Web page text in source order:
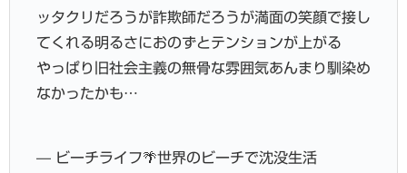
ッタクリだろうが詐欺師だろうが満面の笑顔で接し
てくれる明るさにおのずとテンションが上がる
やっぱり旧社会主義の無骨な雰囲気あんまり馴染め
なかったかも…
— ビーチライフ🌴世界のビーチで沈没生活